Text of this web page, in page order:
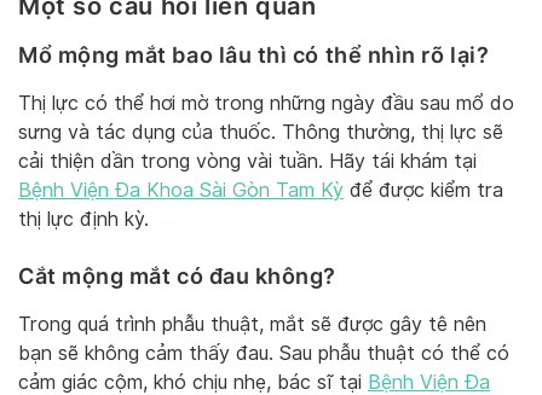
Một số câu hỏi liên quan
Mổ mộng mắt bao lâu thì có thể nhìn rõ lại?
Thị lực có thể hơi mờ trong những ngày đầu sau mổ do
sưng và tác dụng của thuốc. Thông thường, thị lực sẽ
cải thiện dần trong vòng vài tuần. Hãy tái khám tại
Bệnh Viện Đa Khoa Sài Gòn Tam Kỳ để được kiểm tra
thị lực định kỳ.
Cắt mộng mắt có đau không?
Trong quá trình phẫu thuật, mắt sẽ được gây tê nên
bạn sẽ không cảm thấy đau. Sau phẫu thuật có thể có
cảm giác cộm, khó chịu nhẹ, bác sĩ tại Bệnh Viện Đa